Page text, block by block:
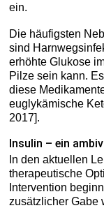
ein.
Die häufigsten
sind
erhöhte Glukose
Pilze sein kann.
diese
euglykämische
2017].
Insulin – ein
In den aktuellen
therapeutische
Intervention
zusätzlicher Gabe